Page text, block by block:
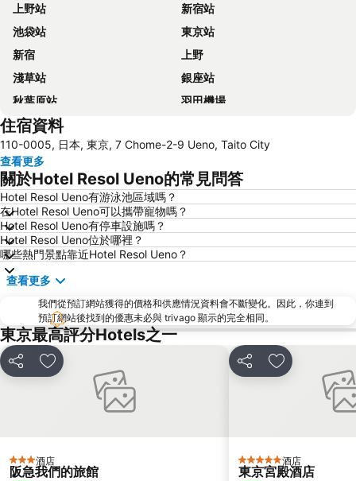
上野站
新宿站
池袋站
東京站
新宿
上野
淺草站
銀座站
秋葉原站
羽田機場
品川站
錦系釘站
橫濱車站
東京迪士尼
新橋站
日本橋站
Shibuya
Haneda Airport International Terminal Station
淺草寺
赤坂站
六本木車站
原宿站
羽田機場 東京國際機場
築地魚市場
御台場 (台場)
Kawasaki Station
東京迪士尼海洋
Nippori Station
Tachikawa Station
Gotanda Station
水道橋站
Shinjuku-gyoemmae Metro Station
住宿資料
110-0005, 日本, 東京, 7 Chome-2-9 Ueno, Taito City
查看更多
關於Hotel Resol Ueno的常見問答
Hotel Resol Ueno有游泳池區域嗎？
在Hotel Resol Ueno可以攜帶寵物嗎？
Hotel Resol Ueno有停車設施嗎？
Hotel Resol Ueno位於哪裡？
哪些熱門景點靠近Hotel Resol Ueno？
查看更多
我們從預訂網站獲得的價格和供應情況資料會不斷變化。因此，你連到
預訂網站後找到的優惠未必與 trivago 顯示的完全相同。
東京最高評分Hotels之一
分享 放到收藏夾
3 星級酒店
阪急我們的旅館
分享 放到收藏夾
5 星級 酒店
東京宮殿酒店